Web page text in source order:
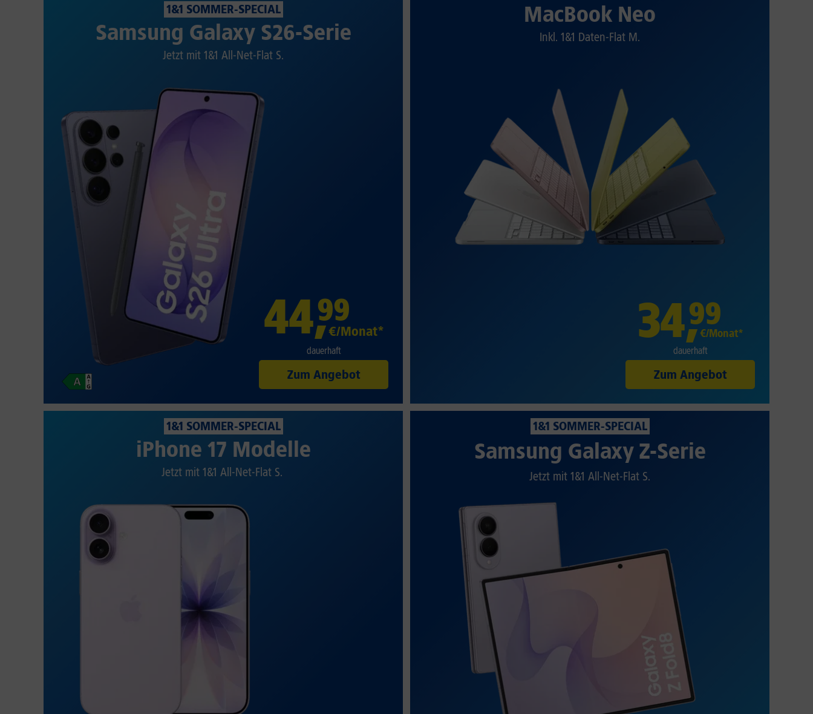
1&1 SOMMER-SPECIAL
Samsung Galaxy S26-Serie
Jetzt mit 1&1 All-Net-Flat S.
44,99
€/Monat*
dauerhaft
Zum Angebot
MacBook Neo
Inkl. 1&1 Daten-Flat M.
34,99
€/Monat*
dauerhaft
Zum Angebot
1&1 SOMMER-SPECIAL
iPhone 17 Modelle
Jetzt mit 1&1 All-Net-Flat S.
1&1 SOMMER-SPECIAL
Samsung Galaxy Z-Serie
Jetzt mit 1&1 All-Net-Flat S.